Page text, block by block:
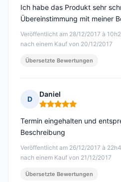
Veröffentlicht am 28/12/2017 à
nach einem Kauf von 20/12/2017
Ich habe das Produkt sehr
Übereinstimmung mit meiner
Übersetzte Bewertungen
D
Daniel
Hinweis: 5 von 5
Veröffentlicht am 26/12/2017 à
nach einem Kauf von 21/12/2017
Termin eingehalten und
Beschreibung
Übersetzte Bewertungen